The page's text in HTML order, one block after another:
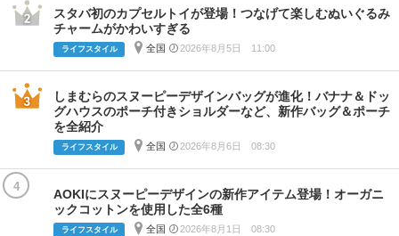
スタバ初のカプセルトイが登場！つなげて楽しむぬいぐるみ
チャームがかわいすぎる
ライフスタイル 全国 2026年8月5日 11:00
しまむらのスヌーピーデザインバッグが進化！バナナ＆ドッ
グハウスのポーチ付きショルダーなど、新作バッグ＆ポーチ
を全紹介
ライフスタイル 全国 2026年8月6日 08:30
4
AOKIにスヌーピーデザインの新作アイテム登場！オーガニ
ックコットンを使用した全6種
ライフスタイル 全国 2026年8月1日 08:30